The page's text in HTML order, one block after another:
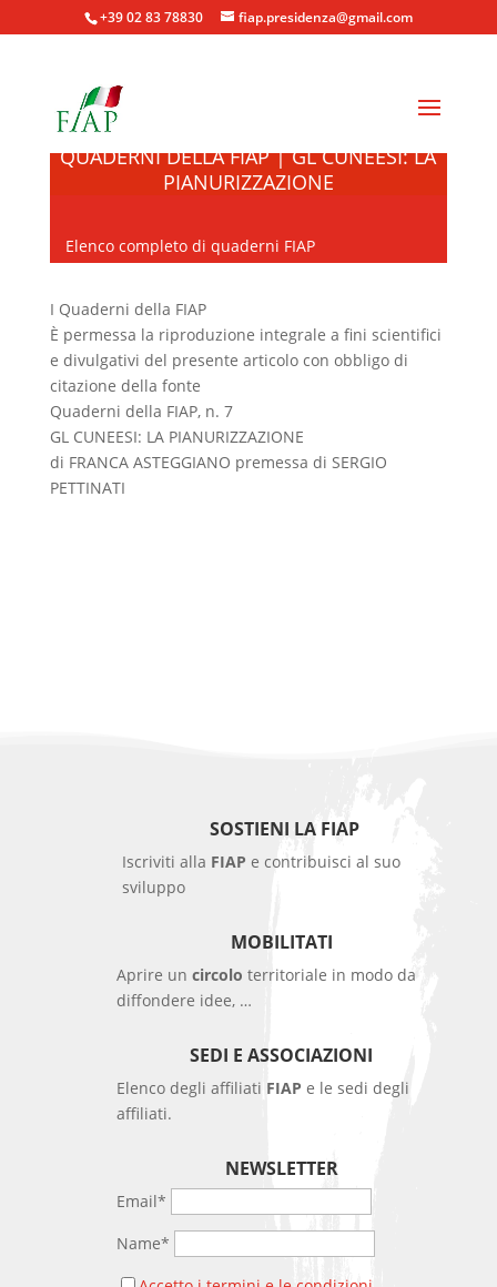
+39 02 83 78830 fiap.presidenza@gmail.com
QUADERNI DELLA FIAP | GL CUNEESI: LA
PIANURIZZAZIONE
Elenco completo di quaderni FIAP
I Quaderni della FIAP
È permessa la riproduzione integrale a fini scientifici
e divulgativi del presente articolo con obbligo di
citazione della fonte
Quaderni della FIAP, n. 7
GL CUNEESI: LA PIANURIZZAZIONE
di FRANCA ASTEGGIANO premessa di SERGIO
PETTINATI
SOSTIENI LA FIAP
Iscriviti alla FIAP e contribuisci al suo
sviluppo
MOBILITATI
Aprire un circolo territoriale in modo da
diffondere idee, …
SEDI E ASSOCIAZIONI
Elenco degli affiliati FIAP e le sedi degli
affiliati.
NEWSLETTER
Email*
Name*